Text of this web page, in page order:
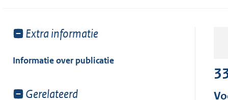
Toon
van:
Extra informatie
Informatie over publicatie
Toon
Gerelateerd